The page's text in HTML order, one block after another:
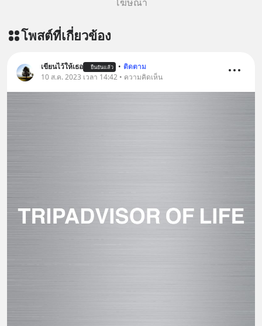
โพสต์ที่เกี่ยวข้อง
เขียนไว้ให้เธอ ยืนยันแล้ว • ติดตาม
10 ส.ค. 2023 เวลา 14:42 • ความคิดเห็น